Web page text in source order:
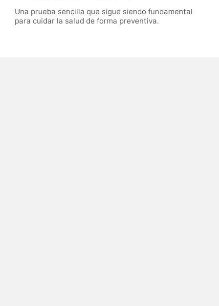
Una prueba sencilla que sigue siendo fundamental
para cuidar la salud de forma preventiva.